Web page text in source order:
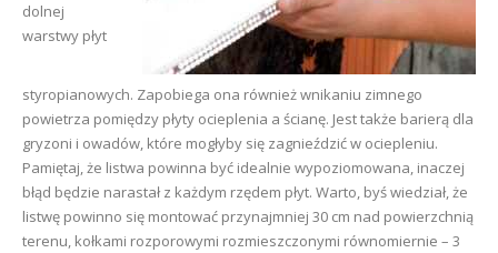
dolnej
warstwy płyt
styropianowych. Zapobiega ona również wnikaniu zimnego
powietrza pomiędzy płyty ocieplenia a ścianę. Jest także barierą dla
gryzoni i owadów, które mogłyby się zagnieździć w ociepleniu.
Pamiętaj, że listwa powinna być idealnie wypoziomowana, inaczej
błąd będzie narastał z każdym rzędem płyt. Warto, byś wiedział, że
listwę powinno się montować przynajmniej 30 cm nad powierzchnią
terenu, kołkami rozporowymi rozmieszczonymi równomiernie – 3